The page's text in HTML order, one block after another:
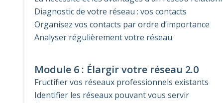
Diagnostic de votre réseau : vos contacts
Organisez vos contacts par ordre d’importance
Analyser régulièrement votre réseau
Module 6 : Élargir votre réseau 2.0
Fructifier vos réseaux professionnels existants
Identifier les réseaux pouvant vous servir